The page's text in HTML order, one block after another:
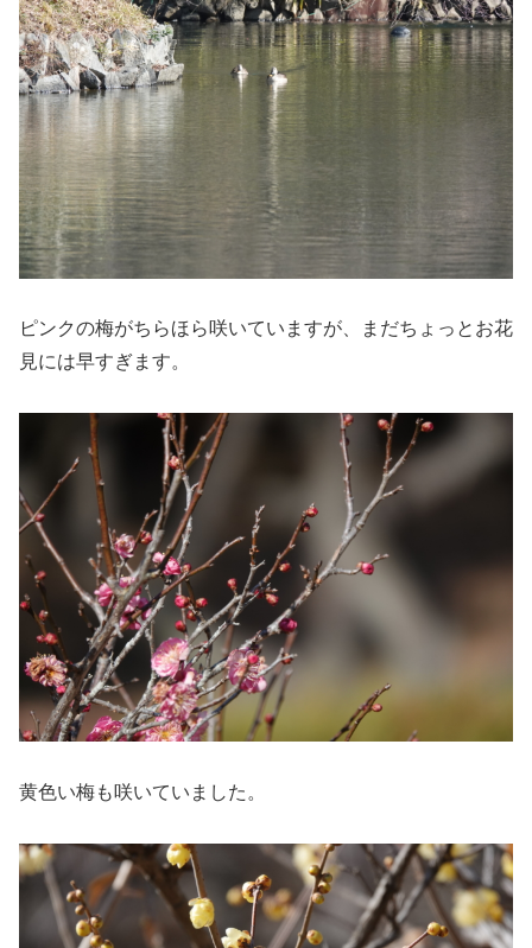
ピンクの梅がちらほら咲いていますが、まだちょっとお花
見には早すぎます。
黄色い梅も咲いていました。